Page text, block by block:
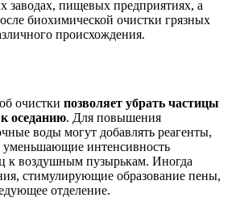
заводах, пищевых предприятиях, а
биохимической очистки грязных
происхождения.
очистки позволяет убрать частицы
оседанию. Для повышения
воды могут добавлять реагенты,
интенсивность
к воздушным пузырькам. Иногда
стимулирующие образование пены,
отделение.